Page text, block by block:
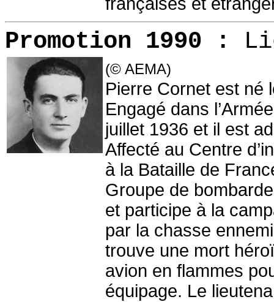
Promotion 1990 :
(© AEMA)
Pierre Cornet est né
Engagé dans
juillet 1936 et il est
Affecté au Centre
à la Bataille de
Groupe de
et participe à la
par la chasse
trouve une mort
avion en flammes
équipage. Le